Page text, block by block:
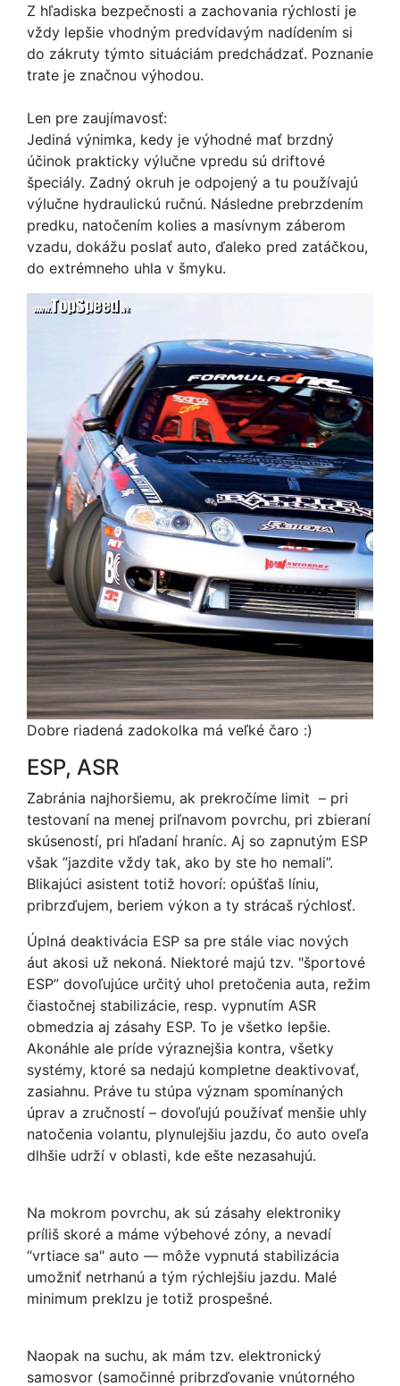
Z hľadiska bezpečnosti a zachovania rýchlosti je
vždy lepšie vhodným predvídavým nadídením si
do zákruty týmto situáciám predchádzať. Poznanie
trate je značnou výhodou.
Len pre zaujímavosť:
Jediná výnimka, kedy je výhodné mať brzdný
účinok prakticky výlučne vpredu sú driftové
špeciály. Zadný okruh je odpojený a tu používajú
výlučne hydraulickú ručnú. Následne prebrzdením
predku, natočením kolies a masívnym záberom
vzadu, dokážu poslať auto, ďaleko pred zatáčkou,
do extrémneho uhla v šmyku.
Dobre riadená zadokolka má veľké čaro :)
ESP, ASR
Zabránia najhoršiemu, ak prekročíme limit – pri
testovaní na menej priľnavom povrchu, pri zbieraní
skúseností, pri hľadaní hraníc. Aj so zapnutým ESP
však ”jazdite vždy tak, ako by ste ho nemali”.
Blikajúci asistent totiž hovorí: opúšťaš líniu,
pribrzďujem, beriem výkon a ty strácaš rýchlosť.
Úplná deaktivácia ESP sa pre stále viac nových
áut akosi už nekoná. Niektoré majú tzv. "športové
ESP” dovoľujúce určitý uhol pretočenia auta, režim
čiastočnej stabilizácie, resp. vypnutím ASR
obmedzia aj zásahy ESP. To je všetko lepšie.
Akonáhle ale príde výraznejšia kontra, všetky
systémy, ktoré sa nedajú kompletne deaktivovať,
zasiahnu. Práve tu stúpa význam spomínaných
úprav a zručností – dovoľujú používať menšie uhly
natočenia volantu, plynulejšiu jazdu, čo auto oveľa
dlhšie udrží v oblasti, kde ešte nezasahujú.
Na mokrom povrchu, ak sú zásahy elektroniky
príliš skoré a máme výbehové zóny, a nevadí
“vrtiace sa" auto — môže vypnutá stabilizácia
umožniť netrhanú a tým rýchlejšiu jazdu. Malé
minimum preklzu je totiž prospešné.
Naopak na suchu, ak mám tzv. elektronický
samosvor (samočinné pribrzďovanie vnútorného